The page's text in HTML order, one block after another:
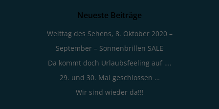
Neueste Beiträge
Welttag des Sehens, 8. Oktober 2020 –
September – Sonnenbrillen SALE
Da kommt doch Urlaubsfeeling auf ….
29. und 30. Mai geschlossen …
Wir sind wieder da!!!